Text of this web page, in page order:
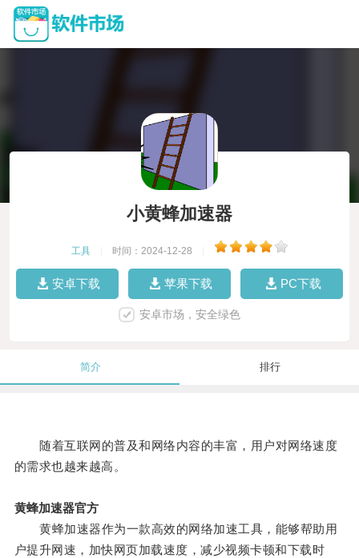
小黄蜂加速器
工具 时间：2024-12-28
安卓下载 苹果下载 PC下载
安卓市场，安全绿色
简介 排行
随着互联网的普及和网络内容的丰富，用户对网络速度
的需求也越来越高。
黄蜂加速器官方
黄蜂加速器作为一款高效的网络加速工具，能够帮助用
户提升网速，加快网页加载速度，减少视频卡顿和下载时